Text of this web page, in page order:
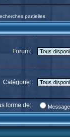
partielles
Forum:
Catégorie:
forme de: